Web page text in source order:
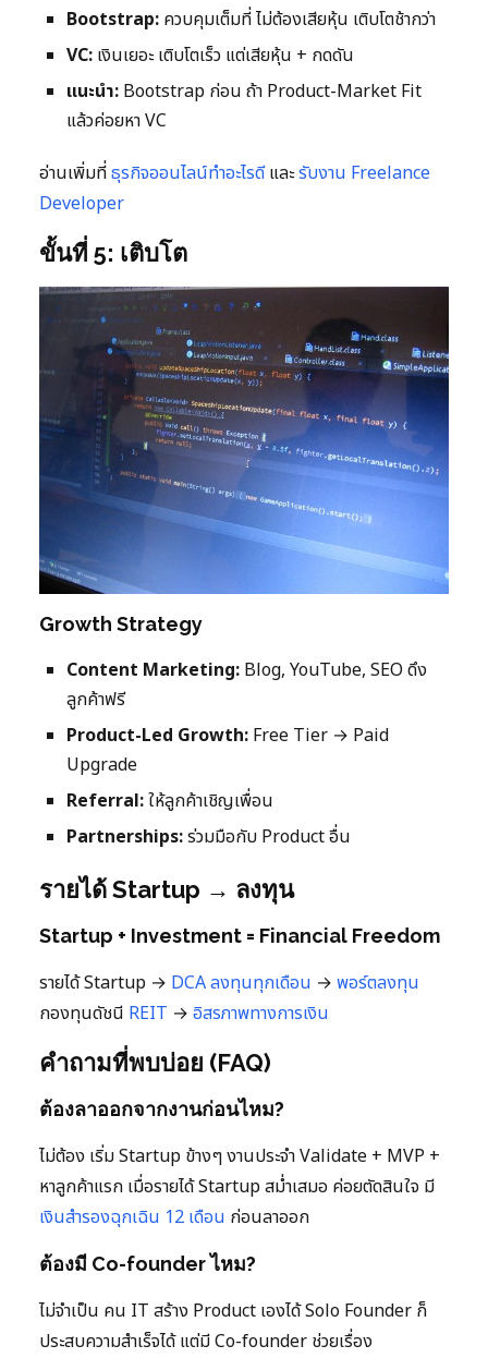
Bootstrap: ควบคุมเต็มที่ ไม่ต้องเสียหุ้น เติบโตช้ากว่า
VC: เงินเยอะ เติบโตเร็ว แต่เสียหุ้น + กดดัน
แนะนำ: Bootstrap ก่อน ถ้า Product-Market Fit
แล้วค่อยหา VC
อ่านเพิ่มที่ธุรกิจออนไลน์ทำอะไรดีและรับงาน Freelance
Developer
ขั้นที่ 5: เติบโต
Growth Strategy
Content Marketing: Blog, YouTube, SEO ดึง
ลูกค้าฟรี
Product-Led Growth: Free Tier → Paid
Upgrade
Referral:ให้ลูกค้าเชิญเพื่อน
Partnerships:ร่วมมือกับ Product อื่น
รายได้ Startup → ลงทุน
Startup + Investment = Financial Freedom
รายได้ Startup → DCA ลงทุนทุกเดือน → พอร์ตลงทุน
กองทุนดัชนี REIT → อิสรภาพทางการเงิน
คำถามที่พบบ่อย (FAQ)
ต้องลาออกจากงานก่อนไหม?
ไม่ต้อง เริ่ม Startup ข้างๆ งานประจำ Validate + MVP +
หาลูกค้าแรก เมื่อรายได้ Startup สม่ำเสมอ ค่อยตัดสินใจ มี
เงินสำรองฉุกเฉิน 12 เดือน ก่อนลาออก
ต้องมี Co-founder ไหม?
ไม่จำเป็น คน IT สร้าง Product เองได้ Solo Founder ก็
ประสบความสำเร็จได้ แต่มี Co-founder ช่วยเรื่อง